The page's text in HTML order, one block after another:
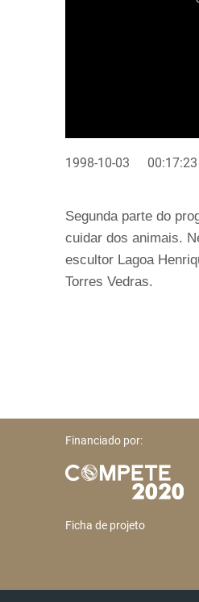
1998-10-03 00:17:23
Segunda parte do
cuidar dos animais.
escultor Lagoa
Torres Vedras.
Financiado por:
Ficha de projeto